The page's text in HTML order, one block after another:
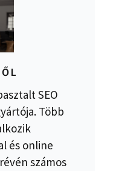
SEO
Több
és online
számos